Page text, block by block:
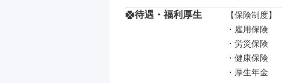
待遇・福利厚生
【保険制度】
・雇用保険
・労災保険
・健康保険
・厚生年金